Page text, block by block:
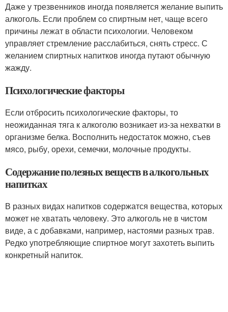
Даже у трезвенников иногда появляется желание выпить
алкоголь. Если проблем со спиртным нет, чаще всего
причины лежат в области психологии. Человеком
управляет стремление расслабиться, снять стресс. С
желанием спиртных напитков иногда путают обычную
жажду.
Психологические факторы
Если отбросить психологические факторы, то
неожиданная тяга к алкоголю возникает из-за нехватки в
организме белка. Восполнить недостаток можно, съев
мясо, рыбу, орехи, семечки, молочные продукты.
Содержание полезных веществ в алкогольных
напитках
В разных видах напитков содержатся вещества, которых
может не хватать человеку. Это алкоголь не в чистом
виде, а с добавками, например, настоями разных трав.
Редко употребляющие спиртное могут захотеть выпить
конкретный напиток.